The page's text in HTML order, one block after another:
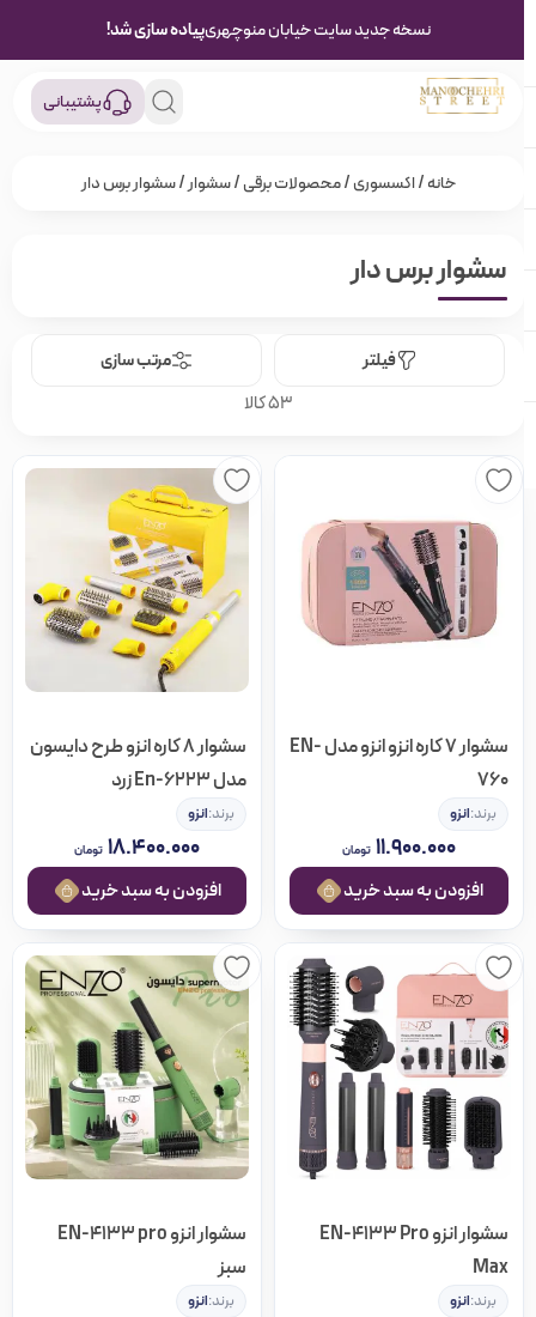
نسخه جدید سایت خیابان منوچهریپیاده سازی شد!
پشتیبانی
خانه/اکسسوری/محصولات برقی/سشوار/ سشوار برس دار
سشوار برس دار
فیلتر
مرتب سازی
53 کالا
مرتب سازی بر اساس
پیشفرض
محبوبیت
امتیاز
سشوار 7 کاره انزو انزو مدل EN-
760
برند:انزو
۱۱.۹۰۰.۰۰۰ تومان
افزودن به سبد خرید
سشوار 8 کاره انزو طرح دایسون
مدل En-6223 زرد
برند:انزو
۱۸.۴۰۰.۰۰۰ تومان
افزودن به سبد خرید
سشوار انزو EN-4133 Pro
Max
برند:انزو
سشوار انزو EN-4133 pro
سبز
برند:انزو